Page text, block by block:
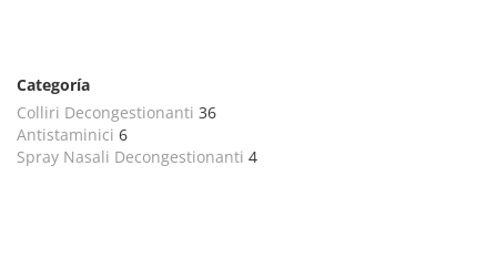
Categoría
Colliri Decongestionanti 36
Antistaminici 6
Spray Nasali Decongestionanti 4